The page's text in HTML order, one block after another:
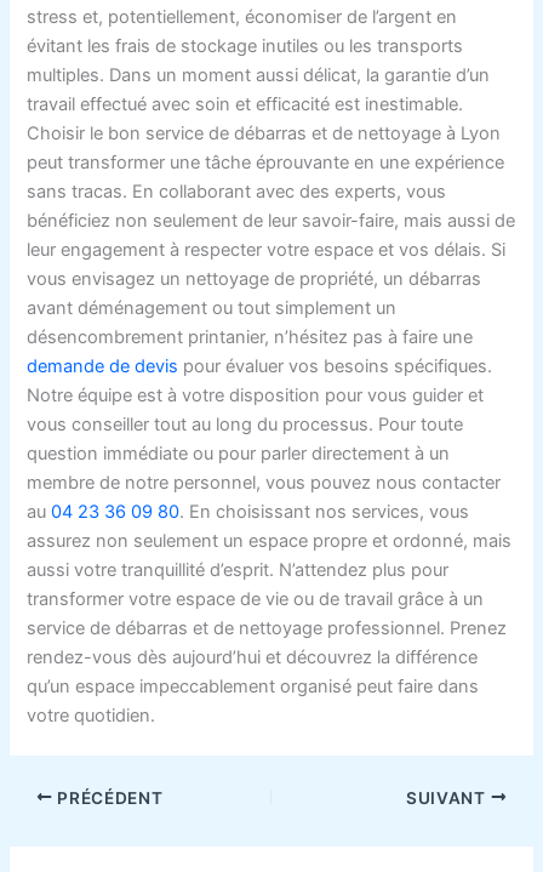
stress et, potentiellement, économiser de l’argent en
évitant les frais de stockage inutiles ou les transports
multiples. Dans un moment aussi délicat, la garantie d’un
travail effectué avec soin et efficacité est inestimable.
Choisir le bon service de débarras et de nettoyage à Lyon
peut transformer une tâche éprouvante en une expérience
sans tracas. En collaborant avec des experts, vous
bénéficiez non seulement de leur savoir-faire, mais aussi de
leur engagement à respecter votre espace et vos délais. Si
vous envisagez un nettoyage de propriété, un débarras
avant déménagement ou tout simplement un
désencombrement printanier, n’hésitez pas à faire une
demande de devis pour évaluer vos besoins spécifiques.
Notre équipe est à votre disposition pour vous guider et
vous conseiller tout au long du processus. Pour toute
question immédiate ou pour parler directement à un
membre de notre personnel, vous pouvez nous contacter
au04 23 36 09 80. En choisissant nos services, vous
assurez non seulement un espace propre et ordonné, mais
aussi votre tranquillité d’esprit. N’attendez plus pour
transformer votre espace de vie ou de travail grâce à un
service de débarras et de nettoyage professionnel. Prenez
rendez-vous dès aujourd’hui et découvrez la différence
qu’un espace impeccablement organisé peut faire dans
votre quotidien.
PRÉCÉDENT SUIVANT